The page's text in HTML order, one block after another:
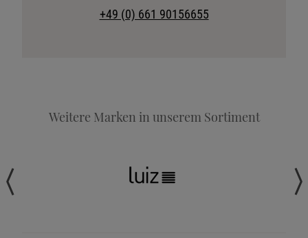
Beratungstermin vereinbaren
+49 (0) 661 90156655
Weitere Marken in unserem Sortiment